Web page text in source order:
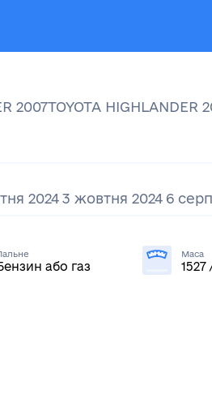
2007TOYOTA HIGHLANDER
2024 3 жовтня 2024 6
або газ
Маса
1527